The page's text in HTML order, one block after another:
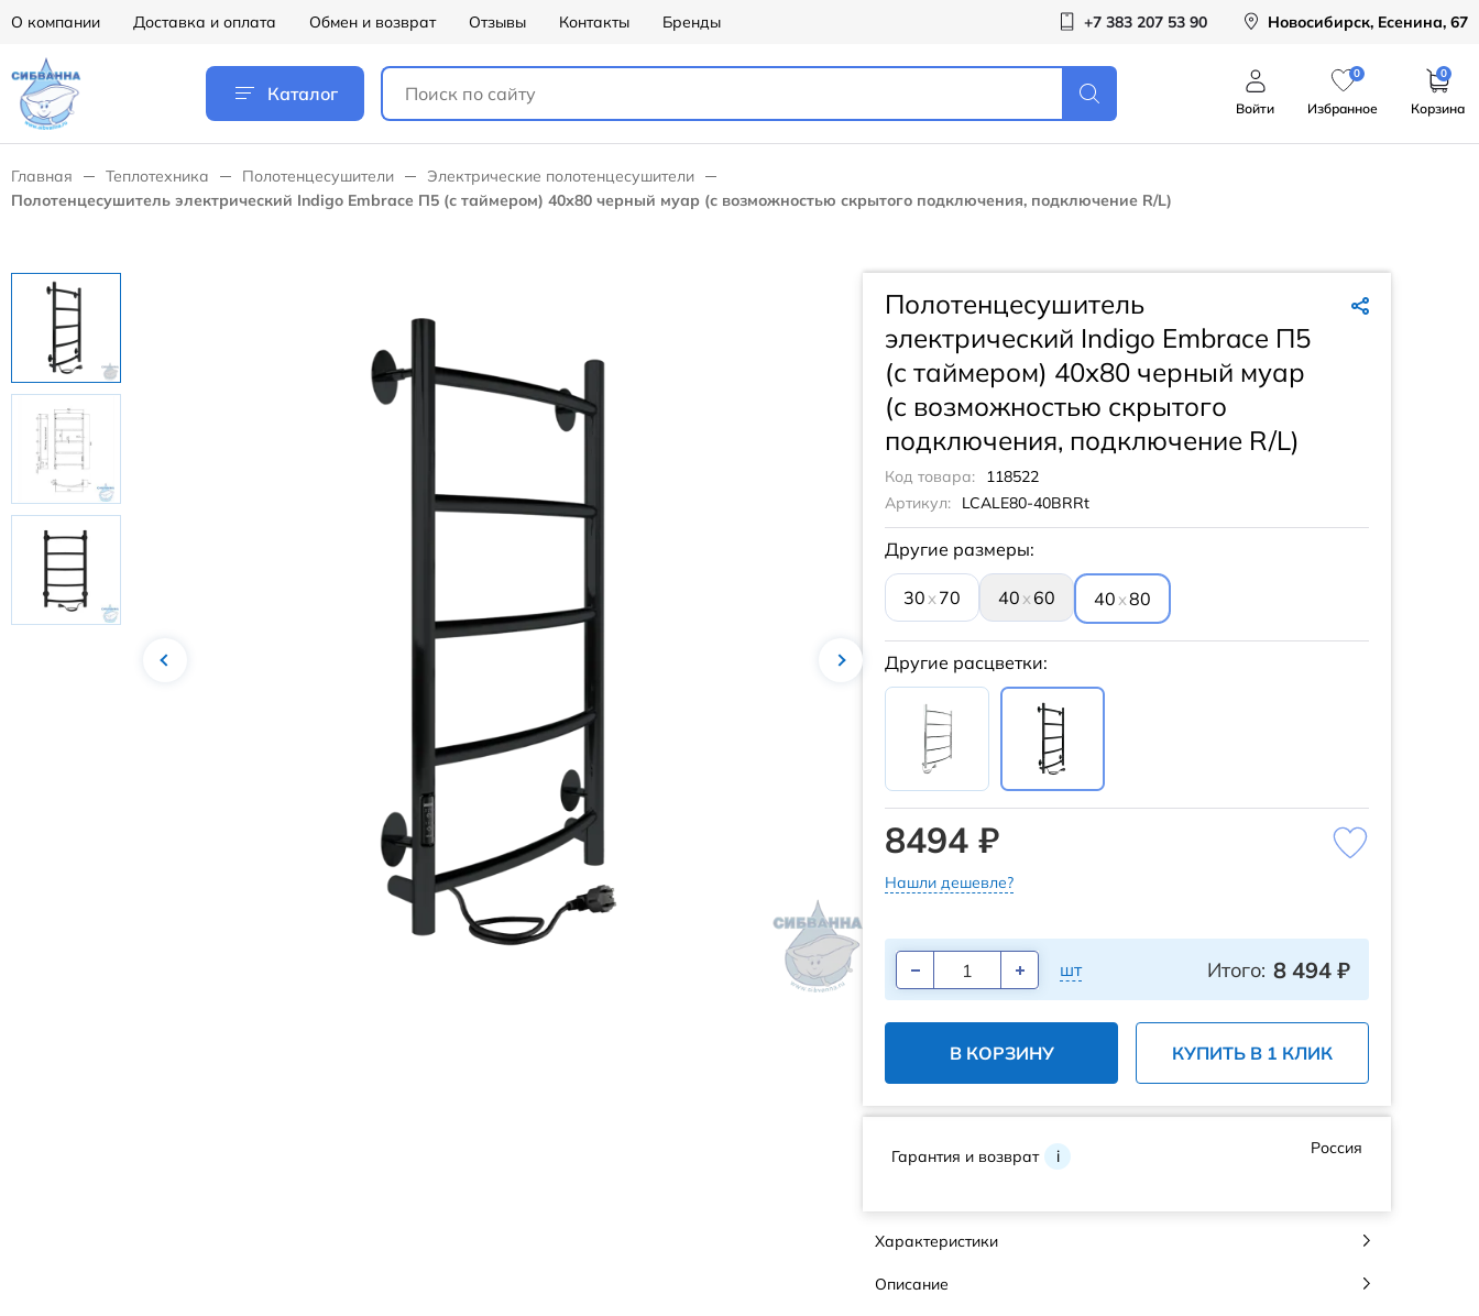
О компании Доставка и оплата Обмен и возврат Отзывы Контакты Бренды +7 383 207 53 90 Новосибирск, Есенина, 67
Каталог
Войти
0
Избранное
0
Корзина
Главная Теплотехника Полотенцесушители
Электрические полотенцесушители
Полотенцесушитель электрический Indigo Embrace П5 (с таймером) 40х80 черный муар (с возможностью скрытого подключения, подключение R/L)
Полотенцесушитель
электрический Indigo Embrace П5
(с таймером) 40х80 черный муар
(с возможностью скрытого
подключения, подключение R/L)
Код товара:
118522
Артикул:
LCALE80-40BRRt
Другие размеры:
30 x 70 40 x 60 40 x80
Другие расцветки:
8494 ₽
Нашли дешевле?
шт Итого: 8 494 ₽
В КОРЗИНУ КУПИТЬ В 1 КЛИК
Гарантия и возврат i Россия
Характеристики
Описание